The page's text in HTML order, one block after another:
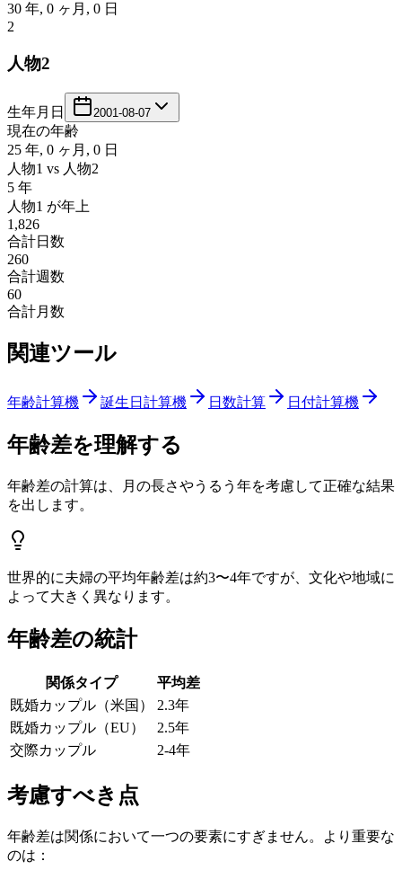
30 年, 0 ヶ月 , 0 日
2
人物2
生年月日 2001-08-07
現在の年齢
25 年, 0 ヶ月 , 0 日
人物1 vs 人物2
5 年
人物1 が年上
1,826
合計日数
260
合計週数
60
合計月数
関連ツール
年齢計算機 誕生日計算機 日数計算 日付計算機
年齢差を理解する
年齢差の計算は、月の長さやうるう年を考慮して正確な結果
を出します。
世界的に夫婦の平均年齢差は約3〜4年ですが、文化や地域に
よって大きく異なります。
年齢差の統計
関係タイプ
平均差
既婚カップル（米国）
2.3年
既婚カップル（EU）
2.5年
交際カップル
2-4年
考慮すべき点
年齢差は関係において一つの要素にすぎません。より重要な
のは：